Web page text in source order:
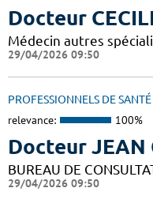
Docteur
Médecin autres
29/04/2026 09:50
PROFESSIONNELS DE SANTÉ
relevance: 100%
Docteur JEAN
BUREAU DE
29/04/2026 09:50